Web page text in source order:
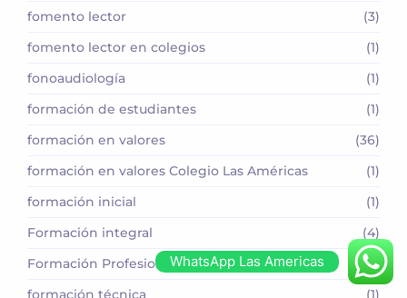
fomento lector
(3)
fomento lector en colegios
(1)
fonoaudiología
(1)
formación de estudiantes
(1)
formación en valores
(36)
formación en valores Colegio Las Américas
(1)
formación inicial
(1)
Formación integral
(4)
Formación Profesional
(4)
formación técnica
(1)
WhatsApp Las Americas